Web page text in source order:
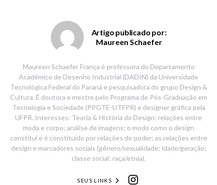
Artigo publicado por:
Maureen Schaefer
Maureen Schaefer França é professora do Departamento
Acadêmico de Desenho Industrial (DADIN) da Universidade
Tecnológica Federal do Paraná e pesquisadora do grupo Design &
Cultura. É doutora e mestre pelo Programa de Pós-Graduação em
Tecnologia e Sociedade (PPGTE-UTFPR) e designer gráfica pela
UFPR. Interesses: Teoria & História do Design; relações entre
moda e corpo; análise de imagens; o modo como o design
constitui e é constituído por relações de poder; as relações entre
design e marcadores sociais (gênero/sexualidade; idade/geração;
classe social; raça/etnia).
SEUS LINKS